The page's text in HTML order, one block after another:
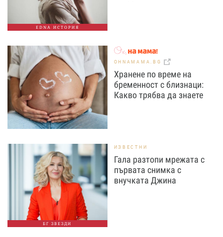
EDNA ИСТОРИЯ
OHNAMAMA.BG
Хранене по време на
бременност с близнаци:
Какво трябва да знаете
БГ ЗВЕЗДИ
ИЗВЕСТНИ
Гала разтопи мрежата с
първата снимка с
внучката Джина